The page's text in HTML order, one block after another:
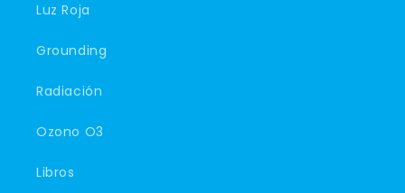
Luz Roja
Grounding
Radiación
Ozono O3
Libros